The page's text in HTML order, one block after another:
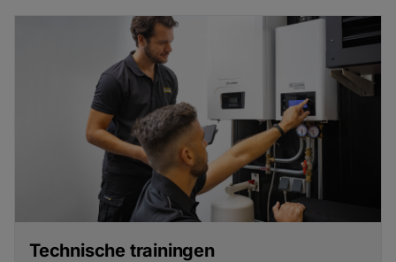
Technische trainingen